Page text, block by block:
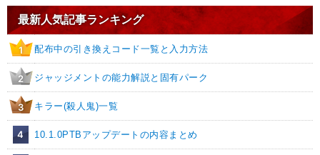
最新人気記事ランキング
1 配布中の引き換えコード一覧と入力方法
2 ジャッジメントの能力解説と固有パーク
3 キラー(殺人鬼)一覧
4 10.1.0PTBアップデートの内容まとめ